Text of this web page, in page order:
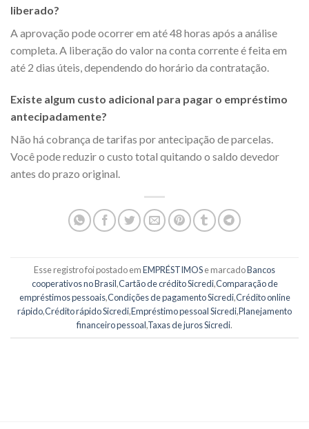
liberado?
A aprovação pode ocorrer em até 48 horas após a análise
completa. A liberação do valor na conta corrente é feita em
até 2 dias úteis, dependendo do horário da contratação.
Existe algum custo adicional para pagar o empréstimo
antecipadamente?
Não há cobrança de tarifas por antecipação de parcelas.
Você pode reduzir o custo total quitando o saldo devedor
antes do prazo original.
Esse registro foi postado emEMPRÉSTIMOSe marcadoBancos
cooperativos no Brasil,Cartão de crédito Sicredi,Comparação de
empréstimos pessoais,Condições de pagamento Sicredi,Crédito online
rápido,Crédito rápido Sicredi,Empréstimo pessoal Sicredi,Planejamento
financeiro pessoal,Taxas de juros Sicredi.